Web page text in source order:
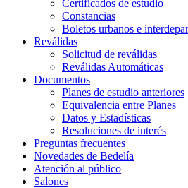
Certificados de estudio
Constancias
Boletos urbanos e
Reválidas
Solicitud de reválidas
Reválidas Automáticas
Documentos
Planes de estudio anteriores
Equivalencia entre Planes
Datos y Estadísticas
Resoluciones de interés
Preguntas frecuentes
Novedades de Bedelía
Atención al público
Salones